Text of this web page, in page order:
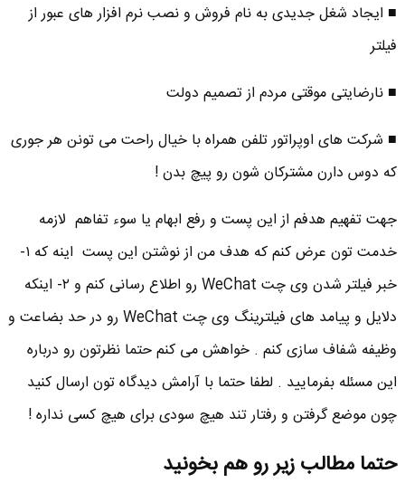
■ ایجاد شغل جدیدی به نام فروش و نصب نرم افزار های عبور از
فیلتر
■ نارضایتی موقتی مردم از تصمیم دولت
■ شرکت های اوپراتور تلفن همراه با خیال راحت می تونن هر جوری
که دوس دارن مشترکان شون رو پیچ بدن !
جهت تفهیم هدفم از این پست و رفع ابهام یا سوء تفاهم لازمه
خدمت تون عرض کنم که هدف من از نوشتن این پست اینه که ۱-
خبر فیلتر شدن وی چت WeChat رو اطلاع رسانی کنم و ۲- اینکه
دلایل و پیامد های فیلترینگ وی چت WeChat رو در حد بضاعت و
وظیفه شفاف سازی کنم . خواهش می کنم حتما نظرتون رو درباره
این مسئله بفرمایید . لطفا حتما با آرامش دیدگاه تون ارسال کنید
چون موضع گرفتن و رفتار تند هیچ سودی برای هیچ کسی نداره !
حتما مطالب زیر رو هم بخونید